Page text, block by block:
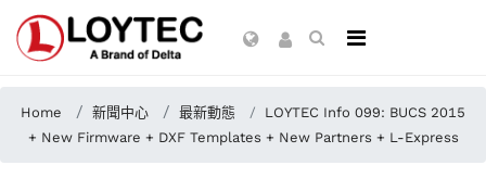
Home 新聞中心 最新動態
LOYTEC Info 099: BUCS 2015
+ New Firmware + DXF Templates + New Partners + L-Express